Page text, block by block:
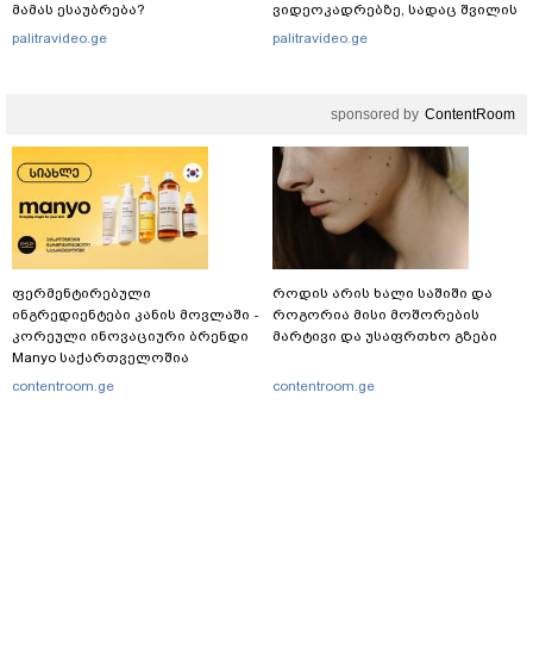
მამას ესაუბრება?
palitravideo.ge
ვიდეოკადრებზე, სადაც შვილის
განწირული ვედრების ხმა
palitravideo.ge
sponsored by ContentRoom
ფერმენტირებული
ინგრედიენტები კანის მოვლაში -
კორეული ინოვაციური ბრენდი
Manyo საქართველოშია
contentroom.ge
როდის არის ხალი საშიში და
როგორია მისი მოშორების
მარტივი და უსაფრთხო გზები
contentroom.ge